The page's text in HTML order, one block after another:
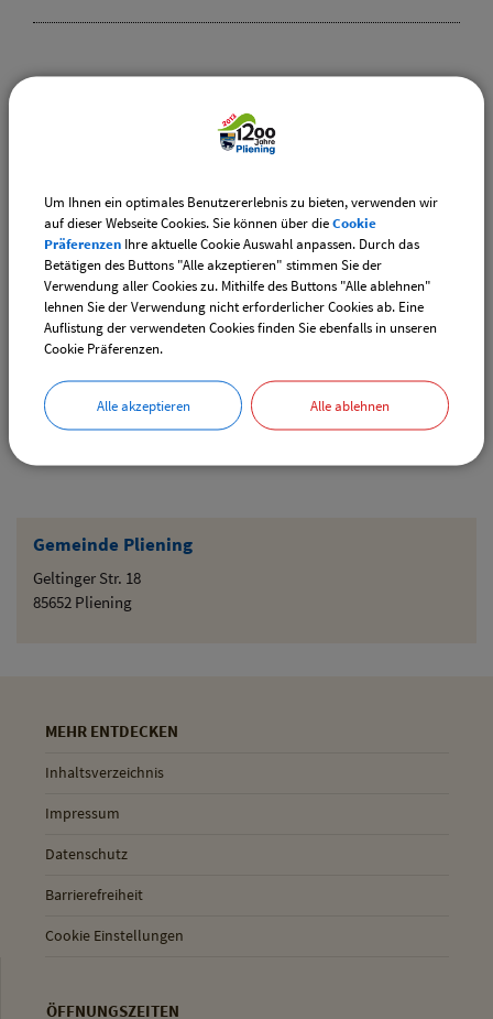
Gemeinde Pliening
Geltinger Str. 18
85652 Pliening
Vereinsangebote speziell für junge Leute
Downloads
Den gewählten Termin als VCS-Kalenderdatei
downloaden
Den gewählten Termin als iCal-Kalenderdatei
MEHR ENTDECKEN
Inhaltsverzeichnis
Impressum
Datenschutz
Barrierefreiheit
Cookie Einstellungen
ÖFFNUNGSZEITEN
Um Ihnen ein optimales Benutzererlebnis zu bieten, verwenden wir
auf dieser Webseite Cookies. Sie können über dieCookie
Präferenzen Ihre aktuelle Cookie Auswahl anpassen. Durch das
Betätigen des Buttons "Alle akzeptieren" stimmen Sie der
Verwendung aller Cookies zu. Mithilfe des Buttons "Alle ablehnen"
lehnen Sie der Verwendung nicht erforderlicher Cookies ab. Eine
Auflistung der verwendeten Cookies finden Sie ebenfalls in unseren
Cookie Präferenzen.
Alle akzeptieren Alle ablehnen